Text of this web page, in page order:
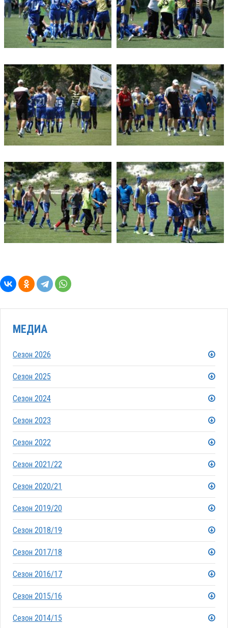
МЕДИА
Сезон 2026
Сезон 2025
Сезон 2024
Сезон 2023
Сезон 2022
Сезон 2021/22
Сезон 2020/21
Сезон 2019/20
Сезон 2018/19
Сезон 2017/18
Сезон 2016/17
Сезон 2015/16
Сезон 2014/15